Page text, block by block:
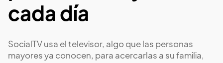
cada día
SocialTV usa el televisor, algo que las personas
mayores ya conocen, para acercarlas a su familia,